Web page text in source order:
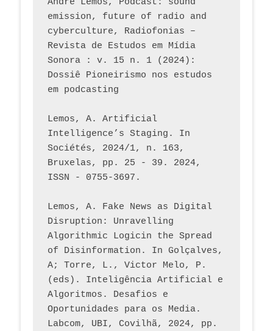
emission, future of radio and
cyberculture, Radiofonias –
Revista de Estudos em Mídia
Sonora : v. 15 n. 1 (2024):
Dossiê Pioneirismo nos estudos
em podcasting
Lemos, A. Artificial
Intelligence’s Staging. In
Sociétés, 2024/1, n. 163,
Bruxelas, pp. 25 - 39. 2024,
ISSN - 0755-3697.
Lemos, A. Fake News as Digital
Disruption: Unravelling
Algorithmic Logicin the Spread
of Disinformation. In Golçalves,
A; Torre, L., Victor Melo, P.
(eds). Inteligência Artificial e
Algoritmos. Desafios e
Oportunidades para os Media.
Labcom, UBI, Covilhã, 2024, pp.